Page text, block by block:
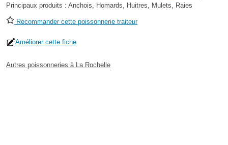
Principaux produits : Anchois, Homards, Huitres, Mulets, Raies
Recommander cette poissonnerie traiteur
Améliorer cette fiche
Autres poissonneries à La Rochelle